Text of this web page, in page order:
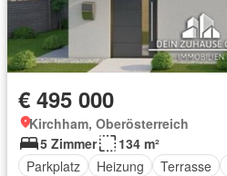
€ 495 000
Kirchham, Oberösterreich
5 Zimmer
134 m²
Parkplatz
Heizung Terrasse